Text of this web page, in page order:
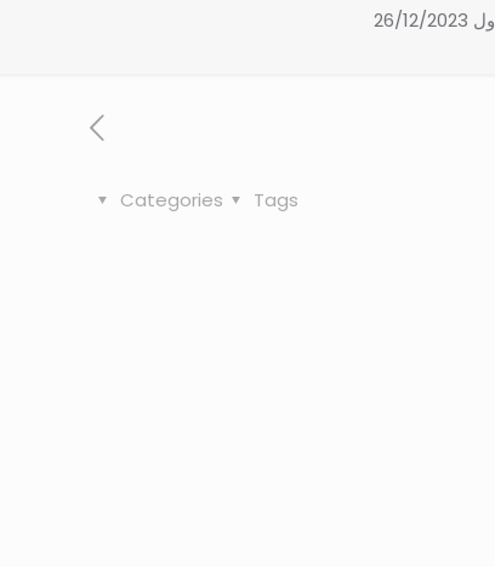
Categories Tags